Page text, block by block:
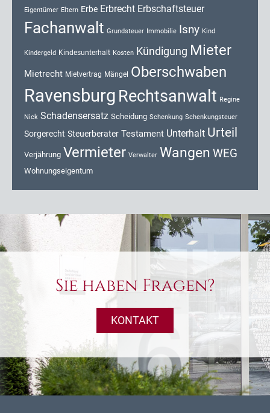
Eigentümer Eltern Erbe Erbrecht Erbschaftsteuer
Fachanwalt Grundsteuer Immobilie Isny Kind
Kindergeld Kindesunterhalt Kosten Kündigung Mieter
Mietrecht Mietvertrag Mängel Oberschwaben
Ravensburg Rechtsanwalt Regine
Nick Schadensersatz Scheidung Schenkung Schenkungsteuer
Sorgerecht Steuerberater Testament Unterhalt Urteil
Verjährung Vermieter Verwalter Wangen WEG
Wohnungseigentum
Sie haben Fragen?
KONTAKT